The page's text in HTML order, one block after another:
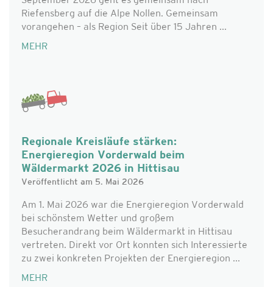
Riefensberg auf die Alpe Nollen. Gemeinsam
vorangehen – als Region Seit über 15 Jahren ...
MEHR
Regionale Kreisläufe stärken:
Energieregion Vorderwald beim
Wäldermarkt 2026 in Hittisau
Veröffentlicht am 5. Mai 2026
Am 1. Mai 2026 war die Energieregion Vorderwald
bei schönstem Wetter und großem
Besucherandrang beim Wäldermarkt in Hittisau
vertreten. Direkt vor Ort konnten sich Interessierte
zu zwei konkreten Projekten der Energieregion ...
MEHR